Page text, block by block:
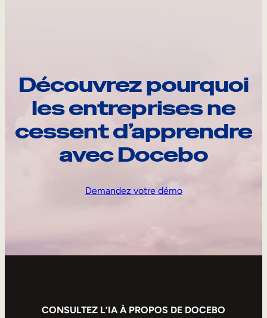
Découvrez pourquoi
les entreprises ne
cessent d’apprendre
avec Docebo
Demandez votre démo
CONSULTEZ L’IA À PROPOS DE DOCEBO